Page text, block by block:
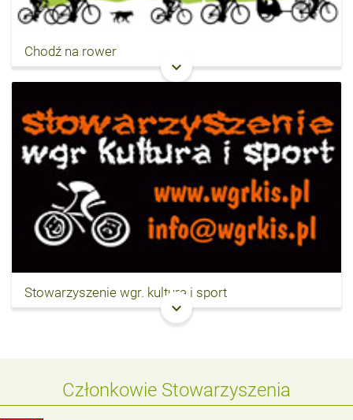
Chodź na rower
keyboard_arrow_down
Stowarzyszenie wgr. kultura i sport
keyboard_arrow_down
Członkowie Stowarzyszenia